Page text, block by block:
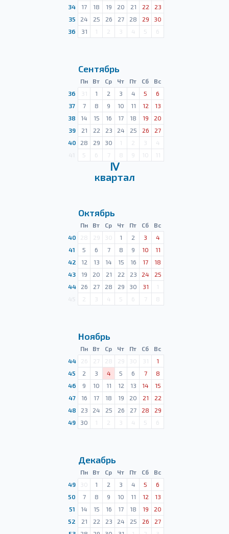
34
17 18 19 20 21 22
23
35
24 25 26 27 28 29
30
36
31 1 2 3 4 5 6
Сентябрь
Пн Вт Ср Чт Пт Сб
Вс
36
31 1 2 3 4 5
6
37
7 8 9 10 11 12
13
38
14 15 16 17 18 19
20
39
21 22 23 24 25 26
27
40
28 29 30 1 2 3
4
5 6 7 8 9 10 11
Ⅳ
квартал
Октябрь
Пн Вт Ср Чт Пт Сб
Вс
40
28 29 30 1 2 3
4
41
5 6 7 8 9 10
11
42
12 13 14 15 16 17
18
43
19 20 21 22 23 24
25
44
26 27 28 29 30 31
1
2 3 4 5 6 7 8
Ноябрь
Пн Вт Ср Чт Пт Сб
Вс
44
26 27 28 29 30 31
1
45
2 3 4 5 6 7
8
46
9 10 11 12 13 14
15
47
16 17 18 19 20 21
22
48
23 24 25 26 27 28
29
49
30 1 2 3 4 5 6
Декабрь
Пн Вт Ср Чт Пт Сб
Вс
49
30 1 2 3 4 5
6
50
7 8 9 10 11 12
13
51
14 15 16 17 18 19
20
52
21 22 23 24 25 26
27